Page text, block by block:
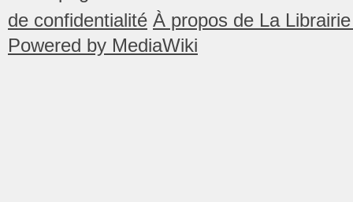
de confidentialité À propos de La
Powered by MediaWiki